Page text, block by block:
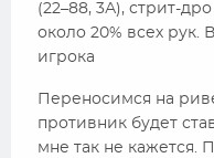
(22–88, 3А), стрит-
около 20% всех рук.
игрока
Переносимся на
противник будет
мне так не кажется.